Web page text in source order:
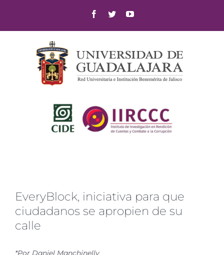
content
Facebook
TwitterYouTube
EveryBlock, iniciativa para que
ciudadanos se apropien de su
calle
*Por Daniel Manchinelly